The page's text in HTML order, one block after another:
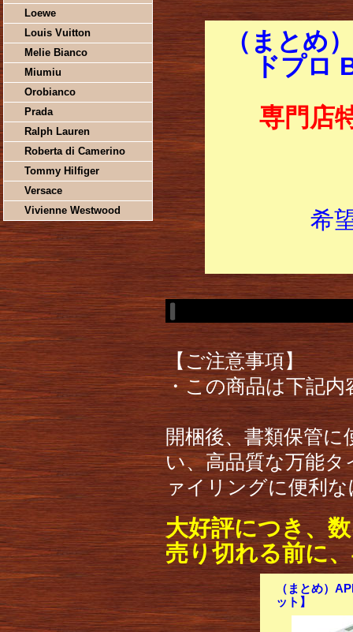
Loewe
Louis Vuitton
Melie Bianco
Miumiu
Orobianco
Prada
Ralph Lauren
Roberta di Camerino
Tommy Hilfiger
Versace
Vivienne Westwood
（まとめ
ドプロ
専門店
希
【ご注意事項】
・この商品は下記
開梱後、書類保管
い、高品質な万能
ァイリングに便利
大好評につき、
売り切れる前に
（まとめ）
ット】